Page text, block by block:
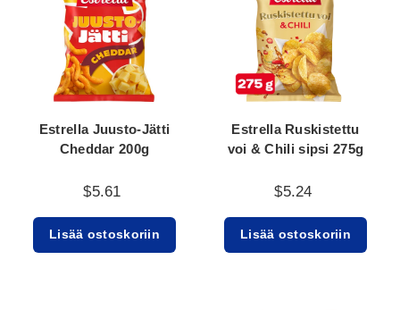
Estrella Juusto-Jätti
Cheddar 200g
$5.61
Lisää ostoskoriin
Estrella Ruskistettu
voi & Chili sipsi 275g
$5.24
Lisää ostoskoriin